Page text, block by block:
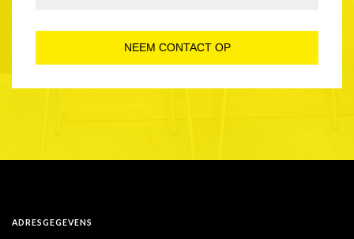
NEEM CONTACT OP
ADRESGEGEVENS